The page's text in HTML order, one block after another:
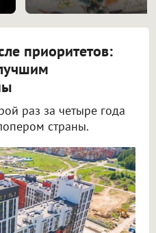
приоритетов:
раз за четыре года
страны.